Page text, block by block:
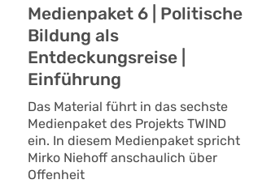
Medienpaket 6 | Politische
Bildung als
Entdeckungsreise |
Einführung
Das Material führt in das sechste
Medienpaket des Projekts TWIND
ein. In diesem Medienpaket spricht
Mirko Niehoff anschaulich über
Offenheit